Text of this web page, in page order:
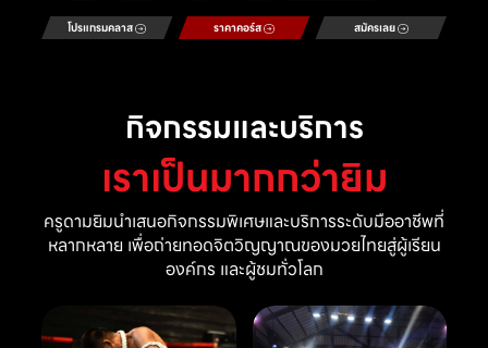
โปรแกรมคลาส ราคาคอร์ส สมัครเลย
กิจกรรมและบริการ
เราเป็นมากกว่ายิม
ครูดามยิมนำเสนอกิจกรรมพิเศษและบริการระดับมืออาชีพที่
หลากหลาย เพื่อถ่ายทอดจิตวิญญาณของมวยไทยสู่ผู้เรียน
องค์กร และผู้ชมทั่วโลก